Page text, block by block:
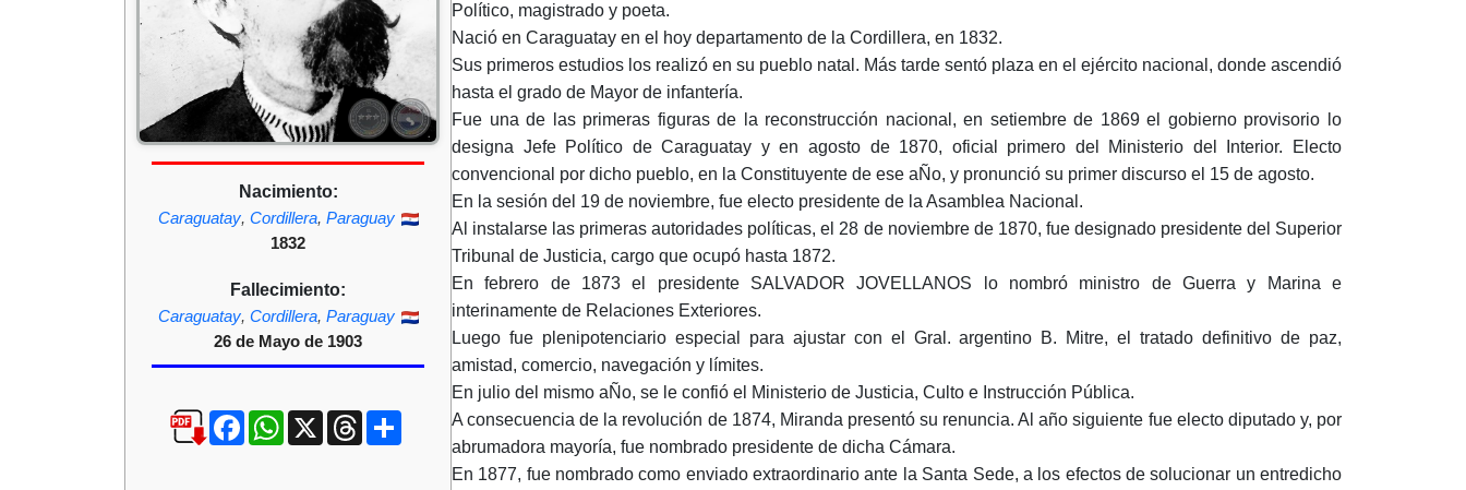
Nacimiento:
Caraguatay, Cordillera, Paraguay
1832
Fallecimiento:
Caraguatay, Cordillera, Paraguay
26 de Mayo de 1903
FacebookWhatsApp
X ThreadsCompartir
Político, magistrado y poeta.
Nació en Caraguatay en el hoy departamento de la Cordillera, en 1832.
Sus primeros estudios los realizó en su pueblo natal. Más tarde sentó plaza en el ejército nacional, donde ascendió
hasta el grado de Mayor de infantería.
Fue una de las primeras figuras de la reconstrucción nacional, en setiembre de 1869 el gobierno provisorio lo
designa Jefe Político de Caraguatay y en agosto de 1870, oficial primero del Ministerio del Interior. Electo
convencional por dicho pueblo, en la Constituyente de ese aÑo, y pronunció su primer discurso el 15 de agosto.
En la sesión del 19 de noviembre, fue electo presidente de la Asamblea Nacional.
Al instalarse las primeras autoridades políticas, el 28 de noviembre de 1870, fue designado presidente del Superior
Tribunal de Justicia, cargo que ocupó hasta 1872.
En febrero de 1873 el presidente SALVADOR JOVELLANOS lo nombró ministro de Guerra y Marina e
interinamente de Relaciones Exteriores.
Luego fue plenipotenciario especial para ajustar con el Gral. argentino B. Mitre, el tratado definitivo de paz,
amistad, comercio, navegación y límites.
En julio del mismo aÑo, se le confió el Ministerio de Justicia, Culto e Instrucción Pública.
A consecuencia de la revolución de 1874, Miranda presentó su renuncia. Al año siguiente fue electo diputado y, por
abrumadora mayoría, fue nombrado presidente de dicha Cámara.
En 1877, fue nombrado como enviado extraordinario ante la Santa Sede, a los efectos de solucionar un entredicho